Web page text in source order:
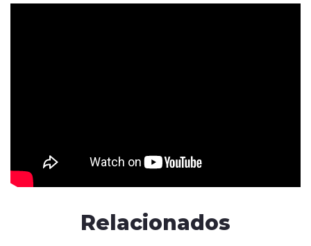
Relacionados